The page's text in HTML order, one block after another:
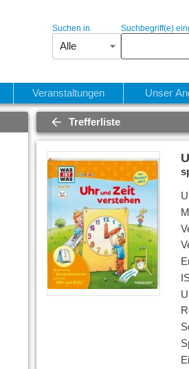
Suchen in
Alle
Suchbegriff(e)
Veranstaltungen Unser
Trefferliste